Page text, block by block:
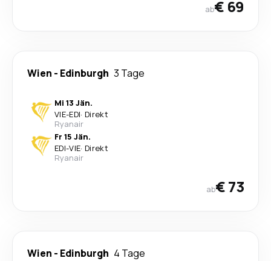
ab€ 69
Wien - Edinburgh 3 Tage
Mi 13 Jän.
VIE-EDI· Direkt
Ryanair
Fr 15 Jän.
EDI-VIE· Direkt
Ryanair
ab€ 73
Wien - Edinburgh 4 Tage